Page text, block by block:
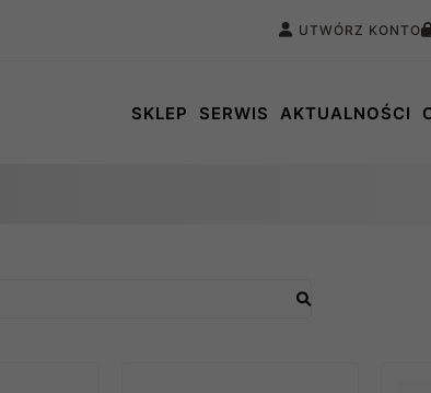
UTWÓRZ KONTO
SKLEP SERWIS AKTUALNOŚCI